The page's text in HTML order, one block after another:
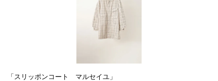
「スリッポンコート マルセイユ」